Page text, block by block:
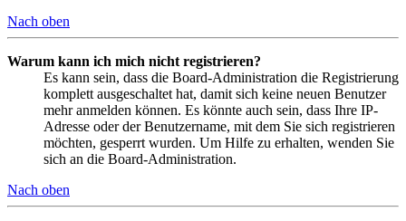
Nach oben
Warum kann ich mich nicht registrieren?
Es kann sein, dass die Board-Administration die Registrierung
komplett ausgeschaltet hat, damit sich keine neuen Benutzer
mehr anmelden können. Es könnte auch sein, dass Ihre IP-
Adresse oder der Benutzername, mit dem Sie sich registrieren
möchten, gesperrt wurden. Um Hilfe zu erhalten, wenden Sie
sich an die Board-Administration.
Nach oben